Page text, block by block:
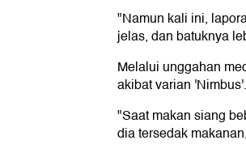
"Namun kali ini,
jelas, dan batuknya
Melalui unggahan
akibat varian 'Nimbus'.
"Saat makan siang
dia tersedak